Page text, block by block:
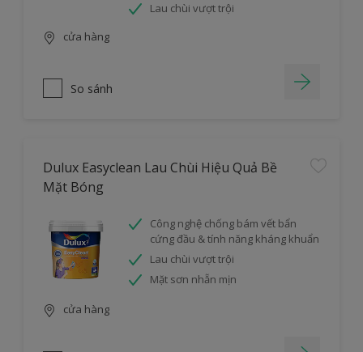
Lau chùi vượt trội
cửa hàng
So sánh
Dulux Easyclean Lau Chùi Hiệu Quả Bề
Mặt Bóng
Công nghệ chống bám vết bẩn
cứng đầu & tính năng kháng khuẩn
Lau chùi vượt trội
Mặt sơn nhẵn mịn
cửa hàng